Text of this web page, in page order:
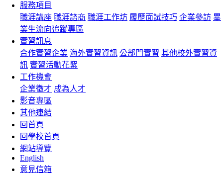
服務項目
職涯講座 職涯諮商 職涯工作坊 履歷面試技巧 企業參訪 畢
業生流向追蹤專區
實習訊息
合作實習企業 海外實習資訊 公部門實習 其他校外實習資
訊 實習活動花絮
工作機會
企業徵才 成為人才
影音專區
其他連結
回首頁
回學校首頁
網站導覽
English
意見信箱